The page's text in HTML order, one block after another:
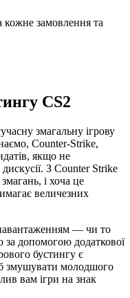
замовлення та
CS2
змагальну ігрову
Counter-Strike,
якщо не
З Counter Strike
і хоча це
величезних
навантаженням — чи то
за допомогою додаткової
бустингу є
змушувати молодшого
вам ігри на знак